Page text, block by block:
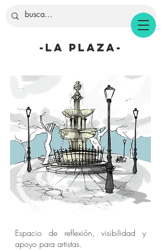
-la plaza-
Espacio de reflexión, visibilidad y
apoyo para artistas.